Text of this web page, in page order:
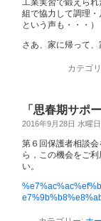
工業実習で鍛えら
組で協力して調理
という声も・・・）
さあ、家に帰って
カテゴ
「思春期サポ
2016年9月28日 水曜日
第６回保護者相談
ら，この機会をご
い。